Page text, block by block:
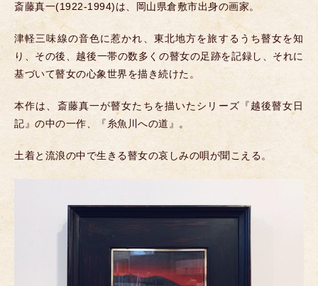
斎藤真一(1922-1994)は、岡山県倉敷市出身の画家。
津軽三味線の音色に惹かれ、東北地方を旅するうち瞽女を知
り、その後、越後一帯の数多くの瞽女の足跡を記録し、それに
基づいて瞽女の心象世界を描き続けた。
本作は、斎藤真一が瞽女たちを描いたシリーズ『越後瞽女日
記』の中の一作、『糸魚川への道』。
土着と流浪の中で生きる瞽女の哀しみの唄が聞こえる。